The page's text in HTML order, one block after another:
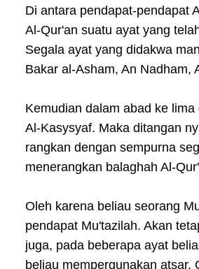
Di antara pendapat-pendapat
Al-Qur'an suatu ayat yang
Segala ayat yang didakwa
Bakar al-Asham, An Nadham,
Kemudian dalam abad ke
Al-Kasysyaf. Maka ditangan
rangkan dengan sempurna
menerangkan balaghah Al-
Oleh karena beliau seorang
pendapat Mu'tazilah. Akan
juga, pada beberapa ayat
beliau mempergunakan